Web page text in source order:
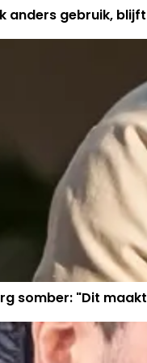
anders gebruik,
somber: "Dit